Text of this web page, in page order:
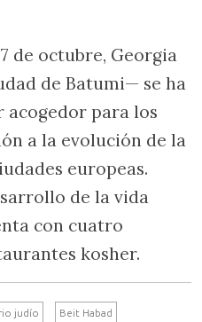
de octubre, Georgia
de Batumi— se ha
para los
a la evolución de la
europeas.
de la vida
con cuatro
kosher.
judío Beit Habad